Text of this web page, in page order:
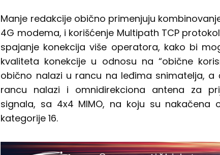
Manje redakcije obično primenjuju
4G modema, i korišćenje Multipath TCP
spajanje konekcija više operatora, kako bi
kvaliteta konekcije u odnosu na “obične
obično nalazi u rancu na leđima snimatelja, a
rancu nalazi i omnidirekciona antena za
signala, sa 4x4 MIMO, na koju su nakačena
kategorije 16.